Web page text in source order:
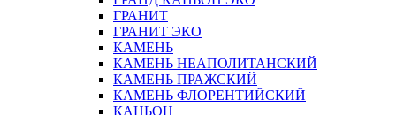
ГРАНИТ
ГРАНИТ ЭКО
КАМЕНЬ
КАМЕНЬ НЕАПОЛИТАНСКИЙ
КАМЕНЬ ПРАЖСКИЙ
КАМЕНЬ ФЛОРЕНТИЙСКИЙ
КАНЬОН